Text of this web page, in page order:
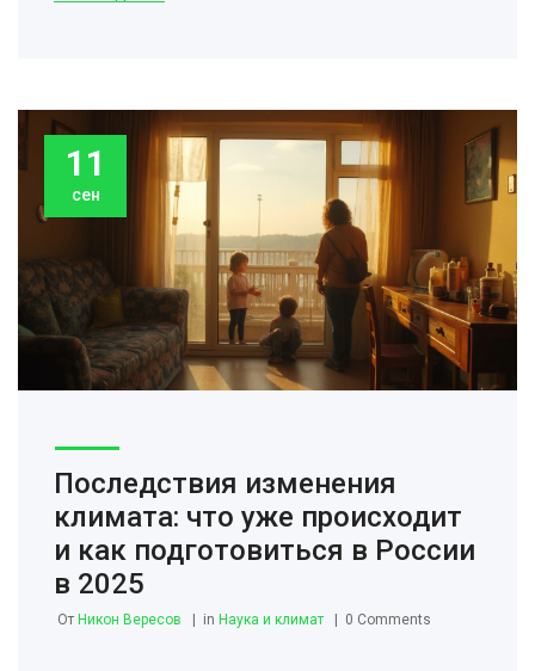
11
сен
Последствия изменения
климата: что уже происходит
и как подготовиться в России
в 2025
От Никон Вересов in Наука и климат 0 Comments